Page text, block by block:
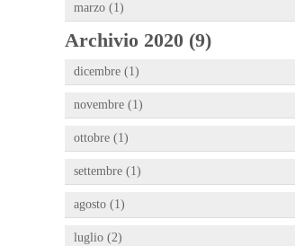
marzo (1)
Archivio 2020 (9)
dicembre (1)
novembre (1)
ottobre (1)
settembre (1)
agosto (1)
luglio (2)